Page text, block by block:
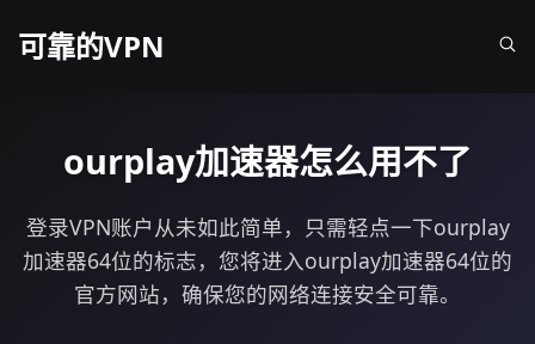
可靠的VPN
ourplay加速器怎么用不了
登录VPN账户从未如此简单，只需轻点一下ourplay
加速器64位的标志，您将进入ourplay加速器64位的
官方网站，确保您的网络连接安全可靠。